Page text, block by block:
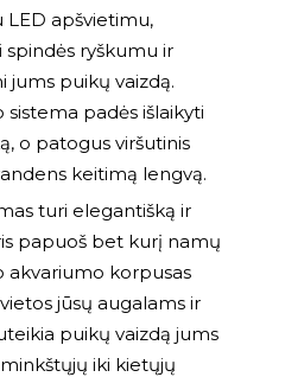
LED apšvietimu,
ryškumu ir
jums puikų vaizdą.
padės išlaikyti
o patogus viršutinis
keitimą lengvą.
turi elegantišką ir
papuoš bet kurį namų
akvariumo korpusas
jūsų augalams ir
puikų vaizdą jums
iki kietųjų